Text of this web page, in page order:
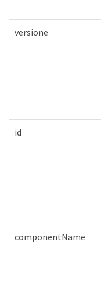
versione
id
componentName